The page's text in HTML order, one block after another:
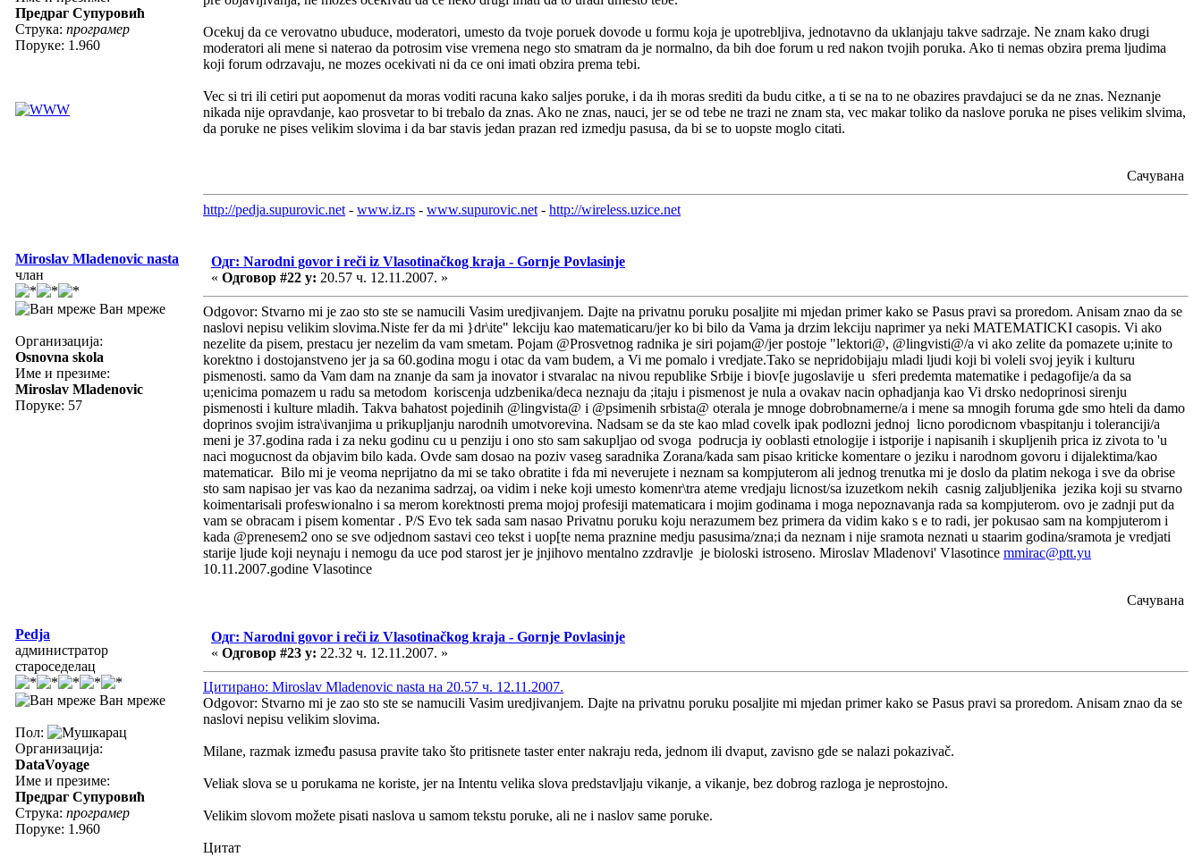
Предраг Супуровић
Струка: програмер
Поруке: 1.960
Ocekuj da ce verovatno ubuduce, moderatori, umesto da tvoje poruek dovode u formu koja je upotrebljiva, jednotavno da uklanjaju takve sadrzaje. Ne znam kako drugi
moderatori ali mene si naterao da potrosim vise vremena nego sto smatram da je normalno, da bih doe forum u red nakon tvojih poruka. Ako ti nemas obzira prema ljudima
koji forum odrzavaju, ne mozes ocekivati ni da ce oni imati obzira prema tebi.
Vec si tri ili cetiri put aopomenut da moras voditi racuna kako saljes poruke, i da ih moras srediti da budu citke, a ti se na to ne obazires pravdajuci se da ne znas. Neznanje
nikada nije opravdanje, kao prosvetar to bi trebalo da znas. Ako ne znas, nauci, jer se od tebe ne trazi ne znam sta, vec makar toliko da naslove poruka ne pises velikim slvima,
da poruke ne pises velikim slovima i da bar stavis jedan prazan red izmedju pasusa, da bi se to uopste moglo citati.
Сачувана
http://pedja.supurovic.net - www.iz.rs - www.supurovic.net - http://wireless.uzice.net
Miroslav Mladenovic nasta
члан
Ван мреже
Организација:
Osnovna skola
Име и презиме:
Miroslav Mladenovic
Поруке: 57
Одг: Narodni govor i reči iz Vlasotinačkog kraja - Gornje Povlasinje
« Одговор #22 у: 20.57 ч. 12.11.2007. »
Odgovor: Stvarno mi je zao sto ste se namucili Vasim uredjivanjem. Dajte na privatnu poruku posaljite mi mjedan primer kako se Pasus pravi sa proredom. Anisam znao da se
naslovi nepisu velikim slovima.Niste fer da mi }dr\ite" lekciju kao matematicaru/jer ko bi bilo da Vama ja drzim lekciju naprimer ya neki MATEMATICKI casopis. Vi ako
nezelite da pisem, prestacu jer nezelim da vam smetam. Pojam @Prosvetnog radnika je siri pojam@/jer postoje "lektori@, @lingvisti@/a vi ako zelite da pomazete u;inite to
korektno i dostojanstveno jer ja sa 60.godina mogu i otac da vam budem, a Vi me pomalo i vredjate.Tako se nepridobijaju mladi ljudi koji bi voleli svoj jeyik i kulturu
pismenosti. samo da Vam dam na znanje da sam ja inovator i stvaralac na nivou republike Srbije i biov[e jugoslavije u sferi predemta matematike i pedagofije/a da sa
u;enicima pomazem u radu sa metodom koriscenja udzbenika/deca neznaju da ;itaju i pismenost je nula a ovakav nacin ophadjanja kao Vi drsko nedoprinosi sirenju
pismenosti i kulture mladih. Takva bahatost pojedinih @lingvista@ i @psimenih srbista@ oterala je mnoge dobrobnamerne/a i mene sa mnogih foruma gde smo hteli da damo
doprinos svojim istra\ivanjima u prikupljanju narodnih umotvorevina. Nadsam se da ste kao mlad covelk ipak podlozni jednoj licno porodicnom vbaspitanju i toleranciji/a
meni je 37.godina rada i za neku godinu cu u penziju i ono sto sam sakupljao od svoga podrucja iy ooblasti etnologije i istporije i napisanih i skupljenih prica iz zivota to 'u
naci mogucnost da objavim bilo kada. Ovde sam dosao na poziv vaseg saradnika Zorana/kada sam pisao kriticke komentare o jeziku i narodnom govoru i dijalektima/kao
matematicar. Bilo mi je veoma neprijatno da mi se tako obratite i fda mi neverujete i neznam sa kompjuterom ali jednog trenutka mi je doslo da platim nekoga i sve da obrise
sto sam napisao jer vas kao da nezanima sadrzaj, oa vidim i neke koji umesto komenr\tra ateme vredjaju licnost/sa izuzetkom nekih casnig zaljubljenika jezika koji su stvarno
koimentarisali profeswionalno i sa merom korektnosti prema mojoj profesiji matematicara i mojim godinama i moga nepoznavanja rada sa kompjuterom. ovo je zadnji put da
vam se obracam i pisem komentar . P/S Evo tek sada sam nasao Privatnu poruku koju nerazumem bez primera da vidim kako s e to radi, jer pokusao sam na kompjuterom i
kada @prenesem2 ono se sve odjednom sastavi ceo tekst i uop[te nema praznine medju pasusima/zna;i da neznam i nije sramota neznati u staarim godina/sramota je vredjati
starije ljude koji neynaju i nemogu da uce pod starost jer je jnjihovo mentalno zzdravlje je bioloski istroseno. Miroslav Mladenovi' Vlasotince mmirac@ptt.yu
10.11.2007.godine Vlasotince
Сачувана
Pedja
администратор
староседелац
Ван мреже
Пол:
Организација:
DataVoyage
Име и презиме:
Предраг Супуровић
Струка: програмер
Поруке: 1.960
Одг: Narodni govor i reči iz Vlasotinačkog kraja - Gornje Povlasinje
« Одговор #23 у: 22.32 ч. 12.11.2007. »
Цитирано: Miroslav Mladenovic nasta на 20.57 ч. 12.11.2007.
Odgovor: Stvarno mi je zao sto ste se namucili Vasim uredjivanjem. Dajte na privatnu poruku posaljite mi mjedan primer kako se Pasus pravi sa proredom. Anisam znao da se
naslovi nepisu velikim slovima.
Milane, razmak između pasusa pravite tako što pritisnete taster enter nakraju reda, jednom ili dvaput, zavisno gde se nalazi pokazivač.
Veliak slova se u porukama ne koriste, jer na Intentu velika slova predstavljaju vikanje, a vikanje, bez dobrog razloga je neprostojno.
Velikim slovom možete pisati naslova u samom tekstu poruke, ali ne i naslov same poruke.
Цитат